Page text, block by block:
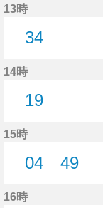
13時
34
14時
19
15時
04
49
16時